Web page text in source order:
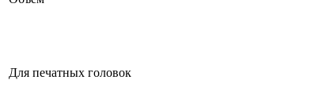
Для печатных головок